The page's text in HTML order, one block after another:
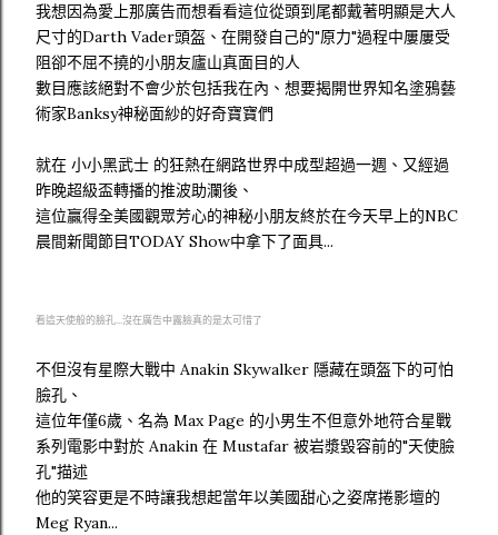
我想因為愛上那廣告而想看看這位從頭到尾都戴著明顯是大人
尺寸的Darth Vader頭盔、在開發自己的"原力"過程中屢屢受
阻卻不屈不撓的小朋友廬山真面目的人
數目應該絕對不會少於包括我在內、想要揭開世界知名塗鴉藝
術家Banksy神秘面紗的好奇寶寶們
就在 小小黑武士 的狂熱在網路世界中成型超過一週、又經過
昨晚超級盃轉播的推波助瀾後、
這位贏得全美國觀眾芳心的神秘小朋友終於在今天早上的NBC
晨間新聞節目TODAY Show中拿下了面具...
看這天使般的臉孔...沒在廣告中露臉真的是太可惜了
不但沒有星際大戰中 Anakin Skywalker 隱藏在頭盔下的可怕
臉孔、
這位年僅6歲、名為 Max Page 的小男生不但意外地符合星戰
系列電影中對於 Anakin 在 Mustafar 被岩漿毀容前的"天使臉
孔"描述
他的笑容更是不時讓我想起當年以美國甜心之姿席捲影壇的
Meg Ryan...